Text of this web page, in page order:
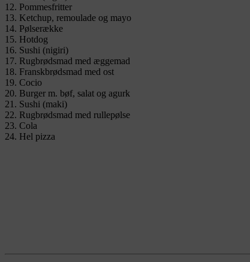
12. Pommesfritter
13. Ketchup, remoulade og mayo
14. Pølserække
15. Hotdog
16. Sushi (nigiri)
17. Rugbrødsmad med æggemad
18. Franskbrødsmad med ost
19. Cocio
20. Burger m. bøf, salat og agurk
21. Sushi (maki)
22. Rugbrødsmad med rullepølse
23. Cola
24. Hel pizza